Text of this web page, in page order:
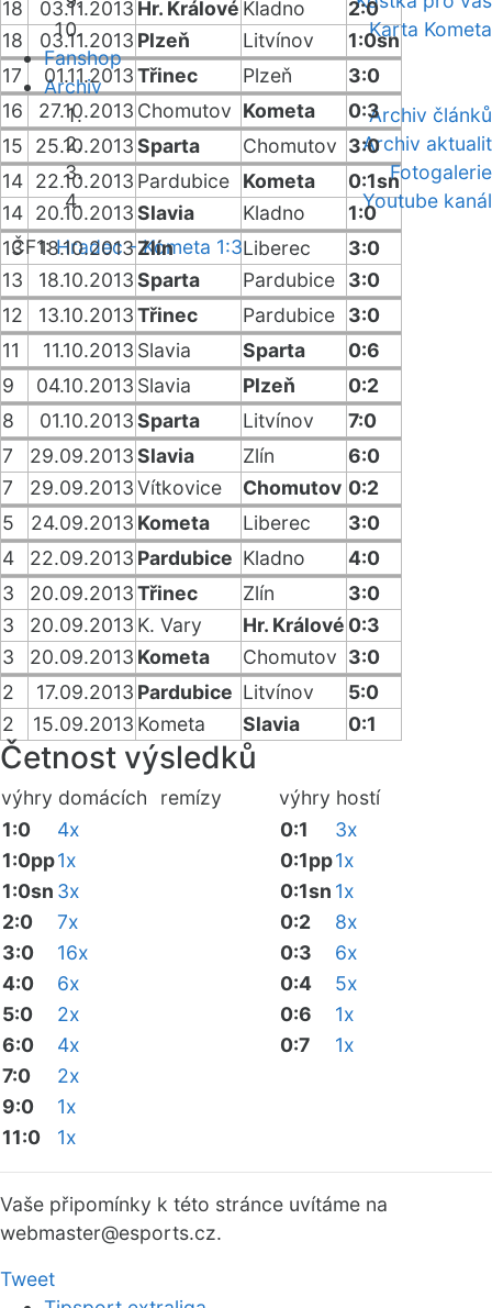
Karta Kometa
Fanshop
Archiv
Archiv článků
Archiv aktualit
Fotogalerie
Youtube kanál
ČF1:Hradec - Kometa 1:3
18 03.11.2013 Hr. Králové Kladno
2:0
18
03.11.2013 Plzeň Litvínov
1:0sn
17
01.11.2013Třinec Plzeň
3:0
16
27.10.2013 Chomutov Kometa
0:3
15
25.10.2013Sparta Chomutov 3:0
14 22.10.2013 Pardubice Kometa
0:1sn
14 20.10.2013Slavia Kladno
1:0
13
18.10.2013Zlín Liberec
3:0
13
18.10.2013Sparta Pardubice
3:0
12
13.10.2013Třinec Pardubice
3:0
11
11.10.2013 Slavia Sparta
0:6
9
04.10.2013 Slavia Plzeň
0:2
8
01.10.2013Sparta Litvínov
7:0
7
29.09.2013Slavia Zlín
6:0
7
29.09.2013Vítkovice Chomutov 0:2
5
24.09.2013 Kometa Liberec
3:0
4
22.09.2013 Pardubice Kladno
4:0
3
20.09.2013Třinec Zlín
3:0
3
20.09.2013 K. Vary Hr. Králové 0:3
3
20.09.2013 Kometa Chomutov 3:0
2
17.09.2013 Pardubice Litvínov
5:0
2
15.09.2013 Kometa Slavia 0:1
Četnost výsledků
výhry domácích remízy výhry hostí
1:0
4x
1:0pp1x
1:0sn 3x
2:0
7x
3:0
16x
4:0
6x
5:0
2x
6:0
4x
7:0
2x
9:0
1x
11:0
1x
0:1
3x
0:1pp1x
0:1sn 1x
0:2
8x
0:3
6x
0:4
5x
0:6
1x
0:7
1x
Vaše připomínky k této stránce uvítáme na
webmaster@esports.cz.
Tweet